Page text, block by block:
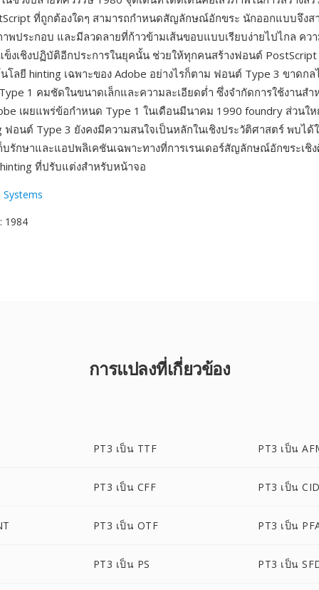
ที่ถูกต้องใดๆ สามารถกำหนดสัญลักษณ์อักขระ นักออกแบบจึงส
พประกอบ และมีลวดลายที่ก้าวข้ามเส้นขอบแบบเรียบง่ายไปไกล ควา
งเชิงปฏิบัติอีกประการในยุคนั้น ช่วยให้ทุกคนสร้างฟอนต์
โลยี hinting เฉพาะของ Adobe อย่างไรก็ตาม ฟอนต์ Type 3 ขาดกล
1 คมชัดในขนาดเล็กและความละเอียดต่ำ ซึ่งจำกัดการใช้งานส
เผยแพร่ข้อกำหนด Type 1 ในเดือนมีนาคม 1990 foundry ส่วนใ
อนต์ Type 3 ยังคงมีความสนใจเป็นหลักในเชิงประวัติศาสตร์ พบได้
บรักษาและแอปพลิเคชันเฉพาะทางที่การเรนเดอร์สัญลักษณ์อักขระเชิ
ที่ปรับแต่งสำหรับหน้าจอ
Systems
: 1984
การแปลงที่เกี่ยวข้อง
PT3 เป็น TTF PT3 เป็น
PT3 เป็น CFF PT3 เป็น
PT3 เป็น OTF PT3 เป็น
PT3 เป็น PS PT3 เป็น